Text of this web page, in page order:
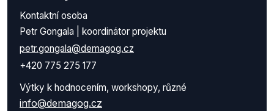
Kontaktní osoba
Petr Gongala | koordinátor projektu
petr.gongala@demagog.cz
+420 775 275 177
Výtky k hodnocením, workshopy, různé
info@demagog.cz